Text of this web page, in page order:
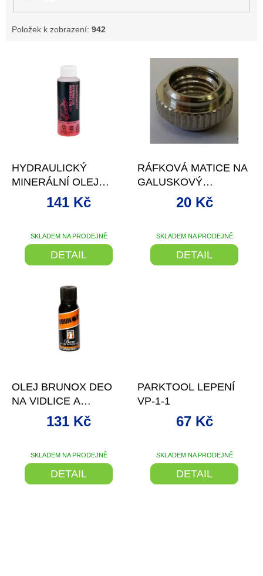
Položek k zobrazení: 942
HYDRAULICKÝ
MINERÁLNÍ OLEJ
SHIMANO 100ML DO
SKLADEM NA PRODEJNĚ
141 Kč
DETAIL
RÁFKOVÁ MATICE NA
GALUSKOVÝ
VENTILEK PRO DÍRU
SKLADEM NA PRODEJNĚ
20 Kč
DETAIL
OLEJ BRUNOX DEO
NA VIDLICE A
TLUMIČE 100 ML
SKLADEM NA PRODEJNĚ
131 Kč
DETAIL
PARKTOOL LEPENÍ
VP-1-1
SKLADEM NA PRODEJNĚ
67 Kč
DETAIL